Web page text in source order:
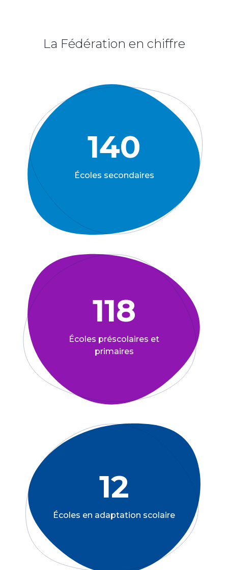
La Fédération en chiffre
140
Écoles secondaires
118
Écoles préscolaires et
primaires
12
Écoles en adaptation scolaire